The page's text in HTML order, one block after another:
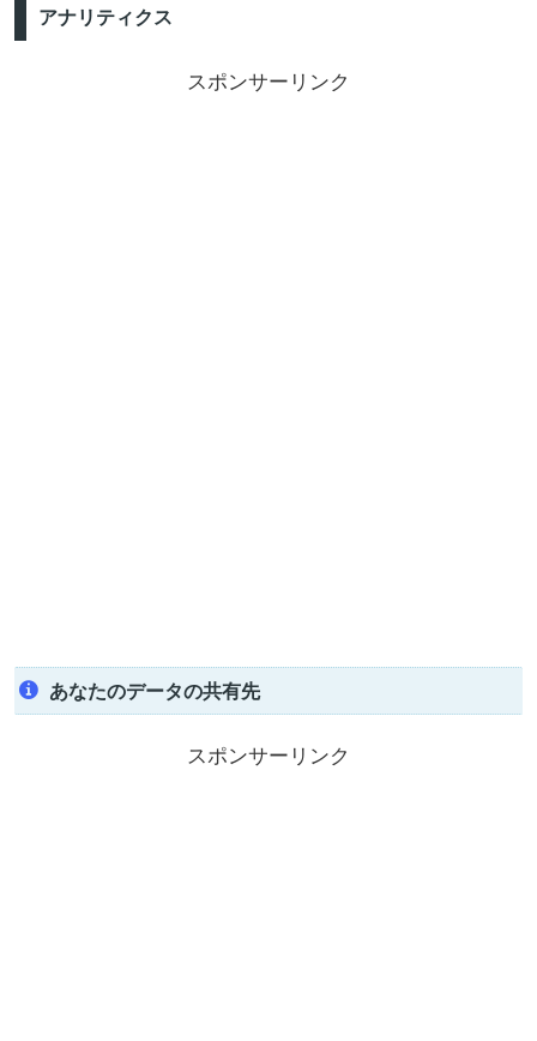
アナリティクス
スポンサーリンク
あなたのデータの共有先
スポンサーリンク